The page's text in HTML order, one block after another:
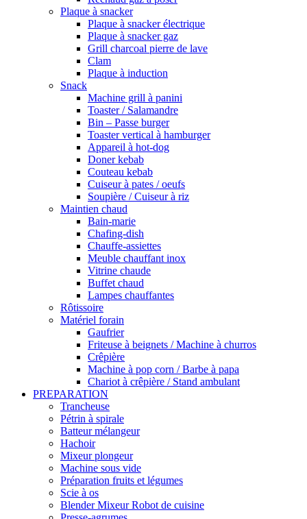
Plaque à snacker
Plaque à snacker électrique
Plaque à snacker gaz
Grill charcoal pierre de lave
Clam
Plaque à induction
Snack
Machine grill à panini
Toaster / Salamandre
Bin – Passe burger
Toaster vertical à hamburger
Appareil à hot-dog
Doner kebab
Couteau kebab
Cuiseur à pates / oeufs
Soupière / Cuiseur à riz
Maintien chaud
Bain-marie
Chafing-dish
Chauffe-assiettes
Meuble chauffant inox
Vitrine chaude
Buffet chaud
Lampes chauffantes
Rôtissoire
Matériel forain
Gaufrier
Friteuse à beignets / Machine à churros
Crêpière
Machine à pop corn / Barbe à papa
Chariot à crêpière / Stand ambulant
PREPARATION
Trancheuse
Pétrin à spirale
Batteur mélangeur
Hachoir
Mixeur plongeur
Machine sous vide
Préparation fruits et légumes
Scie à os
Blender Mixeur Robot de cuisine